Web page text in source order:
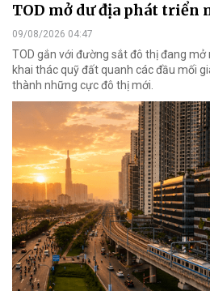
TOD mở dư địa phát triển
09/08/2026 04:47
TOD gắn với đường sắt đô thị đang
khai thác quỹ đất quanh các đầu mối
thành những cực đô thị mới.